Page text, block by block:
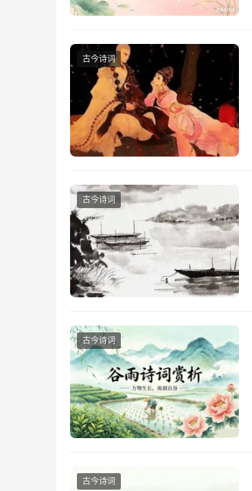
古今诗词
古今诗词
古今诗词
古今诗词